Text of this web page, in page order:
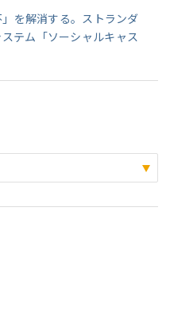
を解消する。ストランダ
テム「ソーシャルキャス